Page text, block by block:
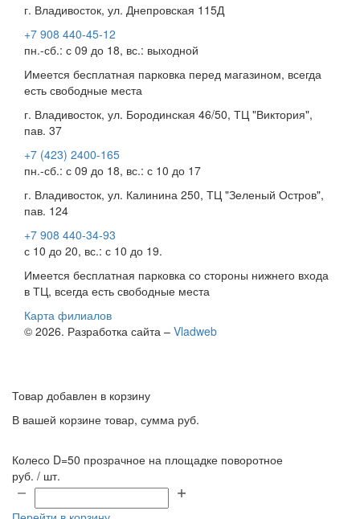
г. Владивосток, ул. Днепровская 115Д
+7 908 440-45-12
пн.-сб.: с 09 до 18, вс.: выходной
Имеется бесплатная парковка перед магазином, всегда
есть свободные места
г. Владивосток, ул. Бородинская 46/50, ТЦ "Виктория",
пав. 37
+7 (423) 2400-165
пн.-сб.: с 09 до 18, вс.: с 10 до 17
г. Владивосток, ул. Калинина 250, ТЦ "Зеленый Остров",
пав. 124
+7 908 440-34-93
с 10 до 20, вс.: с 10 до 19.
Имеется бесплатная парковка со стороны нижнего входа
в ТЦ, всегда есть свободные места
Карта филиалов
© 2026. Разработка сайта – Vladweb
Товар добавлен в корзину
В вашей корзине товар, сумма руб.
Колесо D=50 прозрачное на площадке поворотное
руб. / шт.